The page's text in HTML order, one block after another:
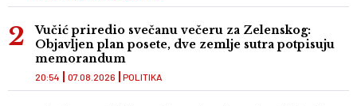
Vučić priredio svečanu večeru za Zelenskog:
Objavljen plan posete, dve zemlje sutra potpisuju
memorandum
POLITIKA
20:54 07.08.2026